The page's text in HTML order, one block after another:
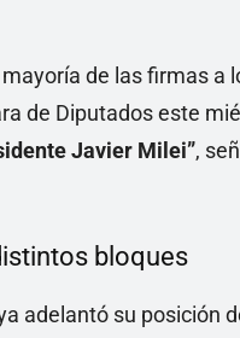
de las firmas a
de Diputados este
Javier Milei”,
bloques
adelantó su posición